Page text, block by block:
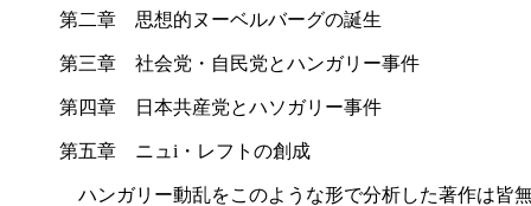
第二章 思想的ヌーベルバーグの誕生
第三章 社会党・自民党とハンガリー事件
第四章 日本共産党とハソガリー事件
第五章 ニュ i ・レフトの創成
ハンガリー動乱をこのような形で分析した著作は皆